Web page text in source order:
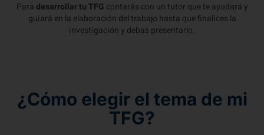
Para desarrollar tu TFG contarás con un tutor que te ayudará y
guiará en la elaboración del trabajo hasta que finalices la
investigación y debas presentarlo.
¿Cómo elegir el tema de mi
TFG?